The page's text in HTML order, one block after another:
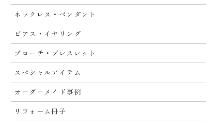
ネックレス・ペンダント
ピアス・イヤリング
ブローチ・ブレスレット
スペシャルアイテム
オーダーメイド事例
リフォーム冊子